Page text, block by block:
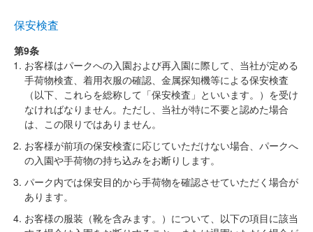
保安検査
第9条
お客様はパークへの入園および再入園に際して、当社が定める
手荷物検査、着用衣服の確認、金属探知機等による保安検査
（以下、これらを総称して「保安検査」といいます。）を受け
なければなりません。ただし、当社が特に不要と認めた場合
は、この限りではありません。
お客様が前項の保安検査に応じていただけない場合、パークへ
の入園や手荷物の持ち込みをお断りします。
パーク内では保安目的から手荷物を確認させていただく場合が
あります。
お客様の服装（靴を含みます。）について、以下の項目に該当